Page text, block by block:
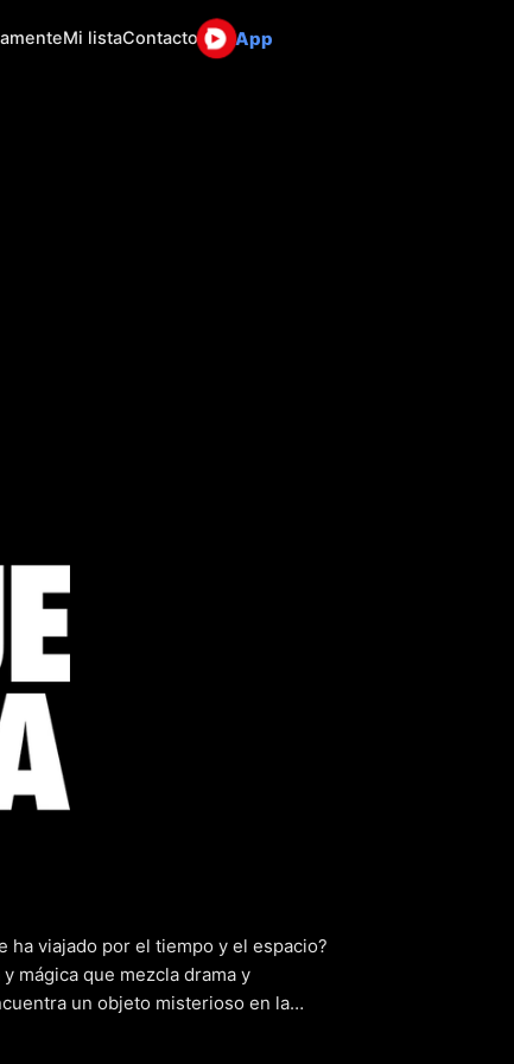
Mi listaContacto App
una
ha viajado por el tiempo y el espacio?
mágica que mezcla drama y
un objeto misterioso en la
adentra en el mundo de la fantasía,